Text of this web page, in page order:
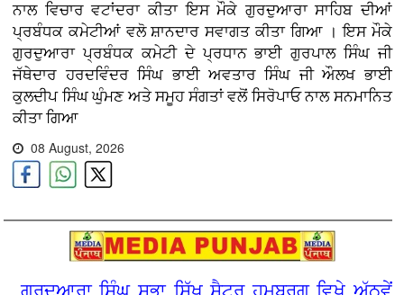
ਨਾਲ ਵਿਚਾਰ ਵਟਾਂਦਰਾ ਕੀਤਾ ਇਸ ਮੌਕੇ ਗੁਰਦੁਆਰਾ ਸਾਹਿਬ ਦੀਆਂ
ਪ੍ਰਬੰਧਕ ਕਮੇਟੀਆਂ ਵਲੋ ਸ਼ਾਨਦਾਰ ਸਵਾਗਤ ਕੀਤਾ ਗਿਆ । ਇਸ ਮੌਕੇ
ਗੁਰਦੁਆਰਾ ਪ੍ਰਬੰਧਕ ਕਮੇਟੀ ਦੇ ਪ੍ਰਧਾਨ ਭਾਈ ਗੁਰਪਾਲ ਸਿੰਘ ਜੀ
ਜੱਥੇਦਾਰ ਹਰਦਵਿੰਦਰ ਸਿੰਘ ਭਾਈ ਅਵਤਾਰ ਸਿੰਘ ਜੀ ਔਲਖ ਭਾਈ
ਕੁਲਦੀਪ ਸਿੰਘ ਘੁੰਮਣ ਅਤੇ ਸਮੂਹ ਸੰਗਤਾਂ ਵਲੋਂ ਸਿਰੋਪਾਓ ਨਾਲ ਸਨਮਾਨਿਤ
ਕੀਤਾ ਗਿਆ
08 August, 2026
ਗੁਰਦੁਆਰਾ ਸਿੰਘ ਸਭਾ ਸਿੱਖ ਸੈਟਰ ਹਮਬਰਗ ਵਿਖੇ ਅੱਠਵੇਂ